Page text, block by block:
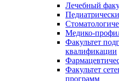
Лечебный
Медико-
Факультет
квалификации
Факультет
программ